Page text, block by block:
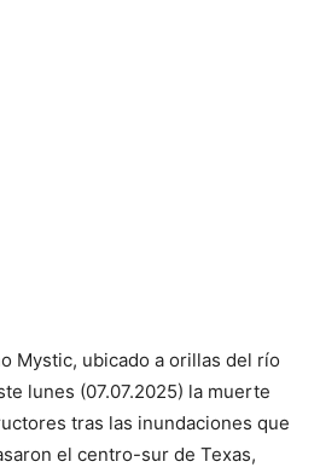
Mystic, ubicado a orillas del río
lunes (07.07.2025) la muerte
tras las inundaciones que
el centro-sur de Texas,